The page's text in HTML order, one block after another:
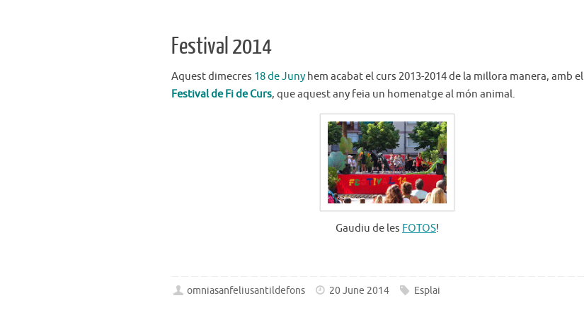
Festival 2014
Aquest dimecres 18 de Juny hem acabat el curs 2013-2014 de la millora manera, amb el
Festival de Fi de Curs, que aquest any feia un homenatge al món animal.
Gaudiu de les FOTOS!
omniasanfeliusantildefons 20 June 2014 Esplai